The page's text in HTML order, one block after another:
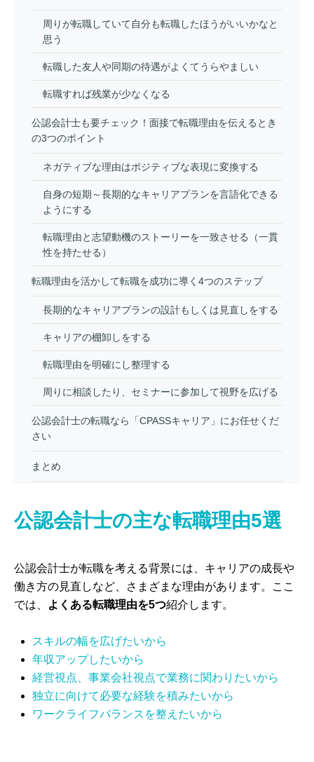
周りが転職していて自分も転職したほうがいいかなと
思う
転職した友人や同期の待遇がよくてうらやましい
転職すれば残業が少なくなる
公認会計士も要チェック！面接で転職理由を伝えるとき
の3つのポイント
ネガティブな理由はポジティブな表現に変換する
自身の短期～長期的なキャリアプランを言語化できる
ようにする
転職理由と志望動機のストーリーを一致させる（一貫
性を持たせる）
転職理由を活かして転職を成功に導く4つのステップ
長期的なキャリアプランの設計もしくは見直しをする
キャリアの棚卸しをする
転職理由を明確にし整理する
周りに相談したり、セミナーに参加して視野を広げる
公認会計士の転職なら「CPASSキャリア」にお任せくだ
さい
まとめ
公認会計士の主な転職理由5選
公認会計士が転職を考える背景には、キャリアの成長や
働き方の見直しなど、さまざまな理由があります。ここ
では、
よくある転職理由を5つ紹介します。
スキルの幅を広げたいから
年収アップしたいから
経営視点、事業会社視点で業務に関わりたいから
独立に向けて必要な経験を積みたいから
ワークライフバランスを整えたいから